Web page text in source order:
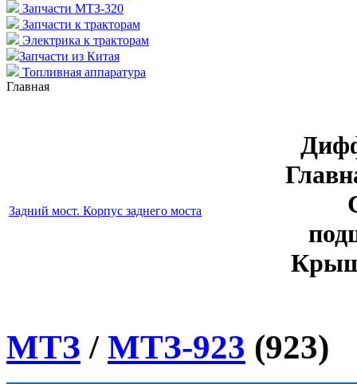
Запчасти МТЗ-320
Запчасти к тракторам
Электрика к тракторам
Запчасти из Китая
Топливная аппаратура
Главная
Задний мост. Корпус заднего моста
МТЗ / МТЗ-923 (923)